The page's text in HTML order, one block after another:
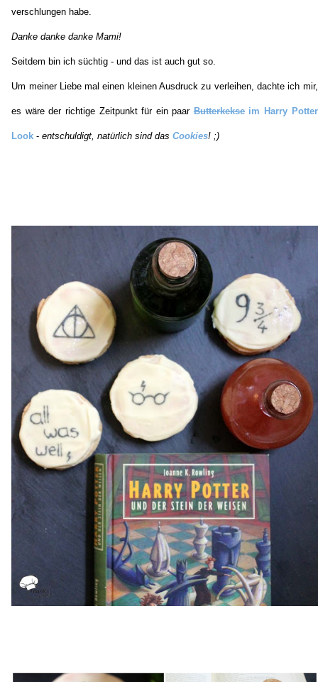
verschlungen habe.
Danke danke danke Mami!
Seitdem bin ich süchtig - und das ist auch gut so.
Um meiner Liebe mal einen kleinen Ausdruck zu verleihen, dachte ich mir,
es wäre der richtige Zeitpunkt für ein paar Butterkekseim Harry Potter
Look -entschuldigt, natürlich sind dasCookies! ;)